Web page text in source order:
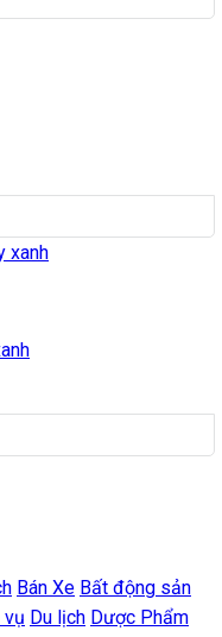
Bán Xe Bất động sản
vụ Du lịch Dược Phẩm